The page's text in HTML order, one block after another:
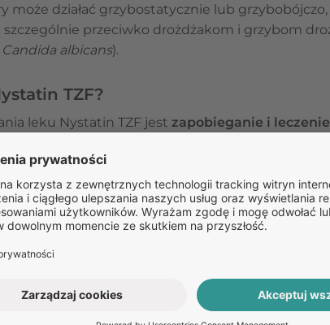
może działać grzybostatycznie lub
przeciwko drożdżakom i grzybom
Candida albicans).
TZF?
leku Nystatin TZF jest zapobieganie i
w szczególności jamy ustnej (np. pleśniawki
orazzapobieganie kandydozie inwazyjnej u
(tj. <1500 g), kiedy niemożliwe jest stosowanie
TZF?
nystatyna
(uszkodzenie błony komórkowej
grzybów i powoduje ich eliminację w